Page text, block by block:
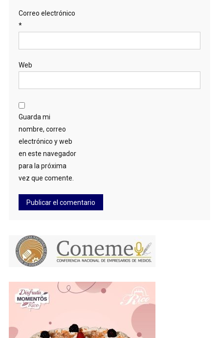
Correo electrónico
*
Web
Guarda mi
nombre, correo
electrónico y web
en este navegador
para la próxima
vez que comente.